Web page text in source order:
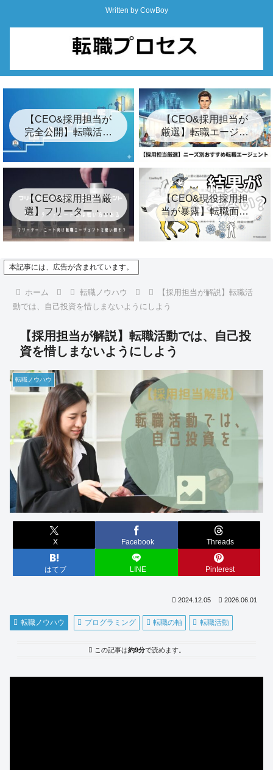
Written by CowBoy
【CEO&採用担当が
完全公開】転職活動
の始め方ロードマッ
順」
【CEO&採用担当が
厳選】転職エージェ
ントおすすめ24選&
裏事情【2026年最
【CEO&採用担当厳
選】フリーター・ニ
ート向けおすすめ転
職エージェント8選
【CEO&現役採用担
当が暴露】転職面接
の結果が遅い3つの裏
事情とは？【キー
本記事には、広告が含まれています。
ホーム 転職ノウハウ
【採用担当が解説】転職活
動では、自己投資を惜しまないようにしよう
【採用担当が解説】転職活動では、自己投
資を惜しまないようにしよう
転職ノウハウ
X Facebook Threads
はてブ LINE Pinterest
2024.12.05 2026.06.01
転職ノウハウ プログラミング 転職の軸 転職活動
この記事は約9分で読めます。